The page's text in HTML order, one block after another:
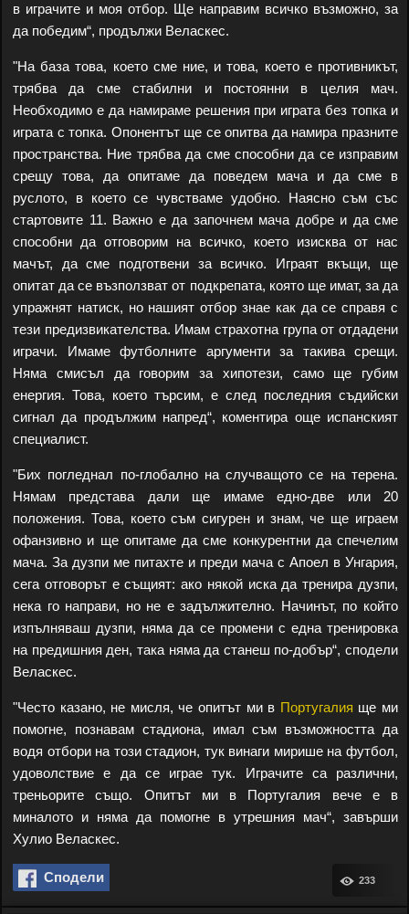
в играчите и моя отбор. Ще направим всичко възможно, за
да победим“, продължи Веласкес.
"На база това, което сме ние, и това, което е противникът,
трябва да сме стабилни и постоянни в целия мач.
Необходимо е да намираме решения при играта без топка и
играта с топка. Опонентът ще се опитва да намира празните
пространства. Ние трябва да сме способни да се изправим
срещу това, да опитаме да поведем мача и да сме в
руслото, в което се чувстваме удобно. Наясно съм със
стартовите 11. Важно е да започнем мача добре и да сме
способни да отговорим на всичко, което изисква от нас
мачът, да сме подготвени за всичко. Играят вкъщи, ще
опитат да се възползват от подкрепата, която ще имат, за да
упражнят натиск, но нашият отбор знае как да се справя с
тези предизвикателства. Имам страхотна група от отдадени
играчи. Имаме футболните аргументи за такива срещи.
Няма смисъл да говорим за хипотези, само ще губим
енергия. Това, което търсим, е след последния съдийски
сигнал да продължим напред“, коментира още испанският
специалист.
"Бих погледнал по-глобално на случващото се на терена.
Нямам представа дали ще имаме едно-две или 20
положения. Това, което съм сигурен и знам, че ще играем
офанзивно и ще опитаме да сме конкурентни да спечелим
мача. За дузпи ме питахте и преди мача с Апоел в Унгария,
сега отговорът е същият: ако някой иска да тренира дузпи,
нека го направи, но не е задължително. Начинът, по който
изпълняваш дузпи, няма да се промени с една тренировка
на предишния ден, така няма да станеш по-добър“, сподели
Веласкес.
"Често казано, не мисля, че опитът ми в Португалия ще ми
помогне, познавам стадиона, имал съм възможността да
водя отбори на този стадион, тук винаги мирише на футбол,
удоволствие е да се играе тук. Играчите са различни,
треньорите също. Опитът ми в Португалия вече е в
миналото и няма да помогне в утрешния мач“, завърши
Хулио Веласкес.
Сподели 233